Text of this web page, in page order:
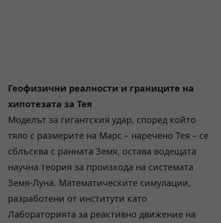
Геофизични реалности и границите на
хипотезата за Тея
Моделът за гигантския удар, според който
тяло с размерите на Марс – наречено Тея – се
сблъсква с ранната Земя, остава водещата
научна теория за произхода на системата
Земя-Луна. Математическите симулации,
разработени от институти като
Лабораторията за реактивно движение на